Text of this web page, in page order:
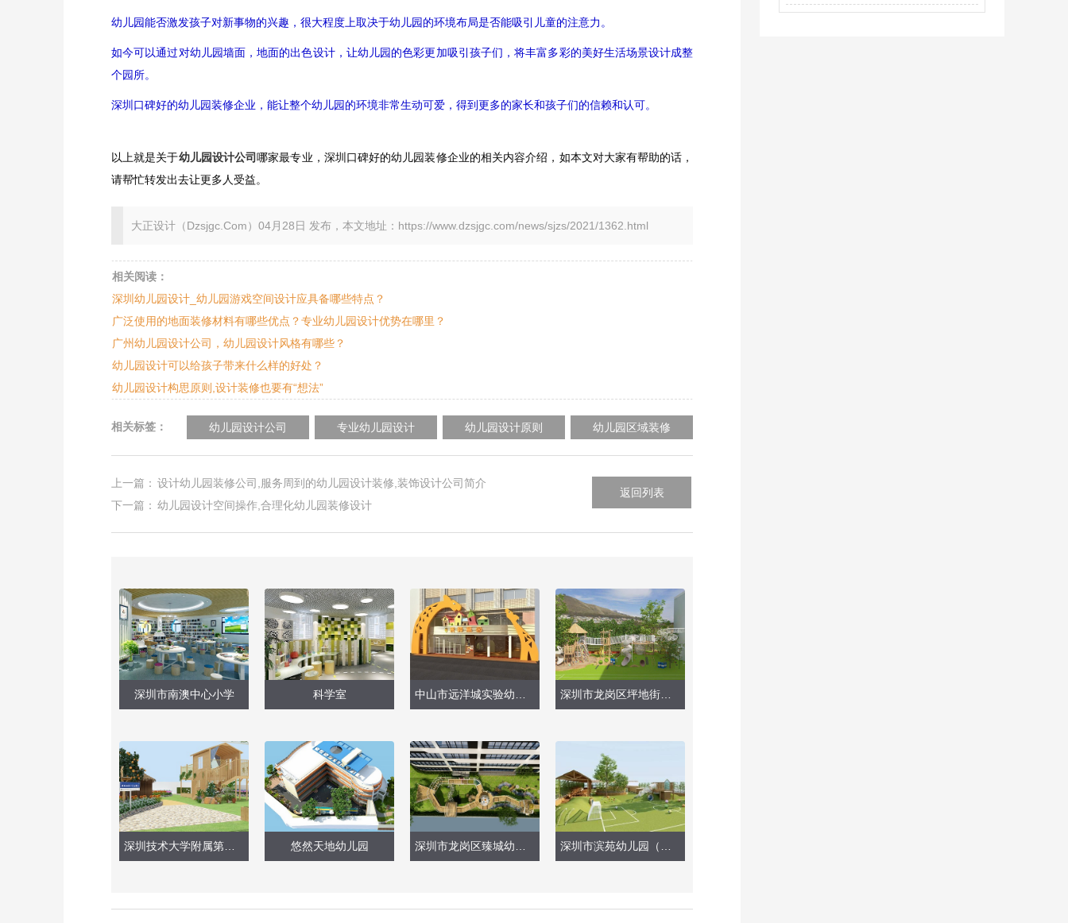
幼儿园能否激发孩子对新事物的兴趣，很大程度上取决于幼儿园的环境布局是否能吸引儿童的注意力。
如今可以通过对幼儿园墙面，地面的出色设计，让幼儿园的色彩更加吸引孩子们，将丰富多彩的美好生活场景设计成整
个园所。
深圳口碑好的幼儿园装修企业，能让整个幼儿园的环境非常生动可爱，得到更多的家长和孩子们的信赖和认可。
以上就是关于幼儿园设计公司哪家最专业，深圳口碑好的幼儿园装修企业的相关内容介绍，如本文对大家有帮助的话，
请帮忙转发出去让更多人受益。
大正设计（Dzsjgc.Com）04月28日 发布，本文地址：https://www.dzsjgc.com/news/sjzs/2021/1362.html
相关阅读：
深圳幼儿园设计_幼儿园游戏空间设计应具备哪些特点？
广泛使用的地面装修材料有哪些优点？专业幼儿园设计优势在哪里？
广州幼儿园设计公司，幼儿园设计风格有哪些？
幼儿园设计可以给孩子带来什么样的好处？
幼儿园设计构思原则,设计装修也要有“想法”
相关标签： 幼儿园设计公司 专业幼儿园设计 幼儿园设计原则 幼儿园区域装修
返回列表
上一篇： 设计幼儿园装修公司,服务周到的幼儿园设计装修,装饰设计公司简介
下一篇： 幼儿园设计空间操作,合理化幼儿园装修设计
深圳市南澳中心小学 科学室
悠然天地幼儿园